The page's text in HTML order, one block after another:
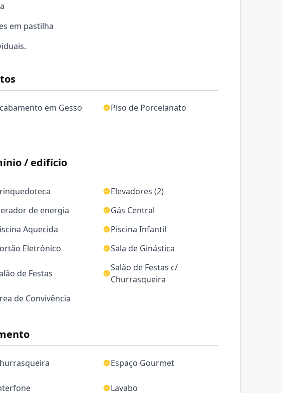
em Gesso
Piso de Porcelanato
/ edifício
Elevadores (2)
de energia
Gás Central
Aquecida
Piscina Infantil
Eletrônico Sala de Ginástica
de Festas
Salão de Festas c/
Churrasqueira
de Convivência
Espaço Gourmet
Lavabo
em pastilha